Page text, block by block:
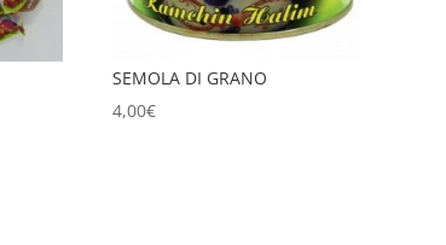
SEMOLA DI GRANO
4,00€